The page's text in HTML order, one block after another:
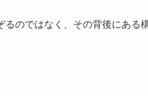
のではなく、その背後にある